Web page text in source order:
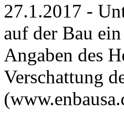
27.1.2017 -
auf der Bau
Angaben des
Verschattung